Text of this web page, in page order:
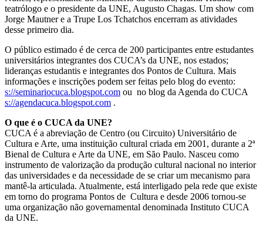
teatrólogo e o presidente da UNE, Augusto Chagas. Um show com
Jorge Mautner e a Trupe Los Tchatchos encerram as atividades
desse primeiro dia.
O público estimado é de cerca de 200 participantes entre estudantes
universitários integrantes dos CUCA’s da UNE, nos estados;
lideranças estudantis e integrantes dos Pontos de Cultura. Mais
informações e inscrições podem ser feitas pelo blog do evento:
s://seminariocuca.blogspot.com ou no blog da Agenda do CUCA
s://agendacuca.blogspot.com .
O que é o CUCA da UNE?
CUCA é a abreviação de Centro (ou Circuito) Universitário de
Cultura e Arte, uma instituição cultural criada em 2001, durante a 2ª
Bienal de Cultura e Arte da UNE, em São Paulo. Nasceu como
instrumento de valorização da produção cultural nacional no interior
das universidades e da necessidade de se criar um mecanismo para
mantê-la articulada. Atualmente, está interligado pela rede que existe
em torno do programa Pontos de Cultura e desde 2006 tornou-se
uma organização não governamental denominada Instituto CUCA
da UNE.